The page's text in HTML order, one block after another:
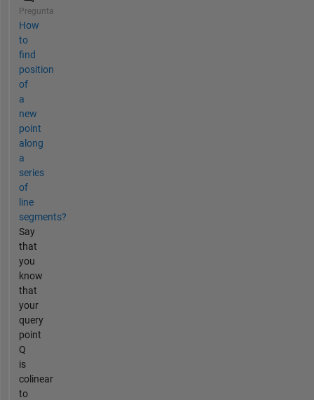
Pregunta
How
to
find
position
of
a
new
point
along
a
series
of
line
segments?
Say
that
you
know
that
your
query
point
Q
is
colinear
to